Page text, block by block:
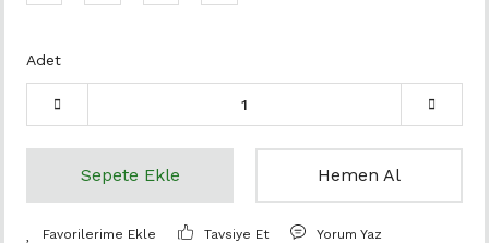
Adet
Sepete Ekle Hemen Al
Tavsiye Et Yorum Yaz